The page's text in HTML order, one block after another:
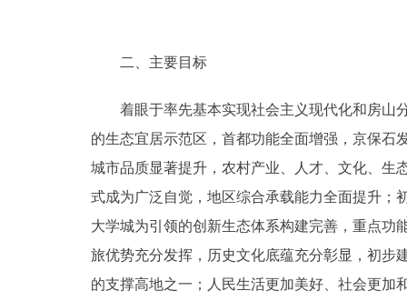
二、主要目标
着眼于率先基本实现社会主义现代化和房山分
的生态宜居示范区，首都功能全面增强，京保石
城市品质显著提升，农村产业、人才、文化、生
式成为广泛自觉，地区综合承载能力全面提升；
大学城为引领的创新生态体系构建完善，重点功
旅优势充分发挥，历史文化底蕴充分彰显，初步
的支撑高地之一；人民生活更加美好、社会更加